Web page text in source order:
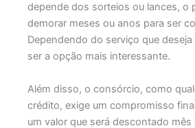
depende dos sorteios ou lances, o
demorar meses ou anos para ser
Dependendo do serviço que deseja
ser a opção mais interessante.
Além disso, o consórcio, como
crédito, exige um compromisso
um valor que será descontado mês